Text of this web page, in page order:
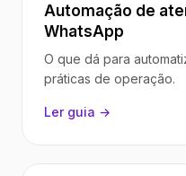
Automação de
WhatsApp
O que dá para
práticas de operação.
Ler guia →